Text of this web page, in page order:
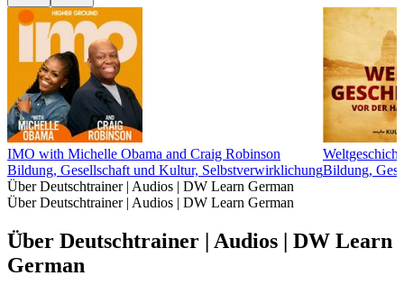
IMO with Michelle Obama and Craig Robinson
Bildung, Gesellschaft und Kultur, SelbstverwirklichungBildung,
Über Deutschtrainer | Audios | DW Learn German
Über Deutschtrainer | Audios | DW Learn German
Über Deutschtrainer | Audios | DW Learn
German